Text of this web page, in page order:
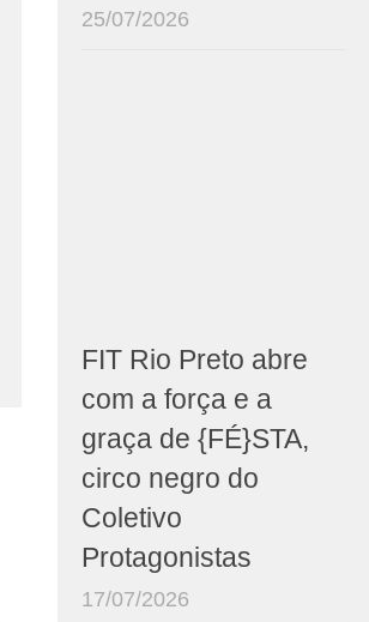
25/07/2026
FIT Rio Preto abre
com a força e a
graça de {FÉ}STA,
circo negro do
Coletivo
Protagonistas
17/07/2026